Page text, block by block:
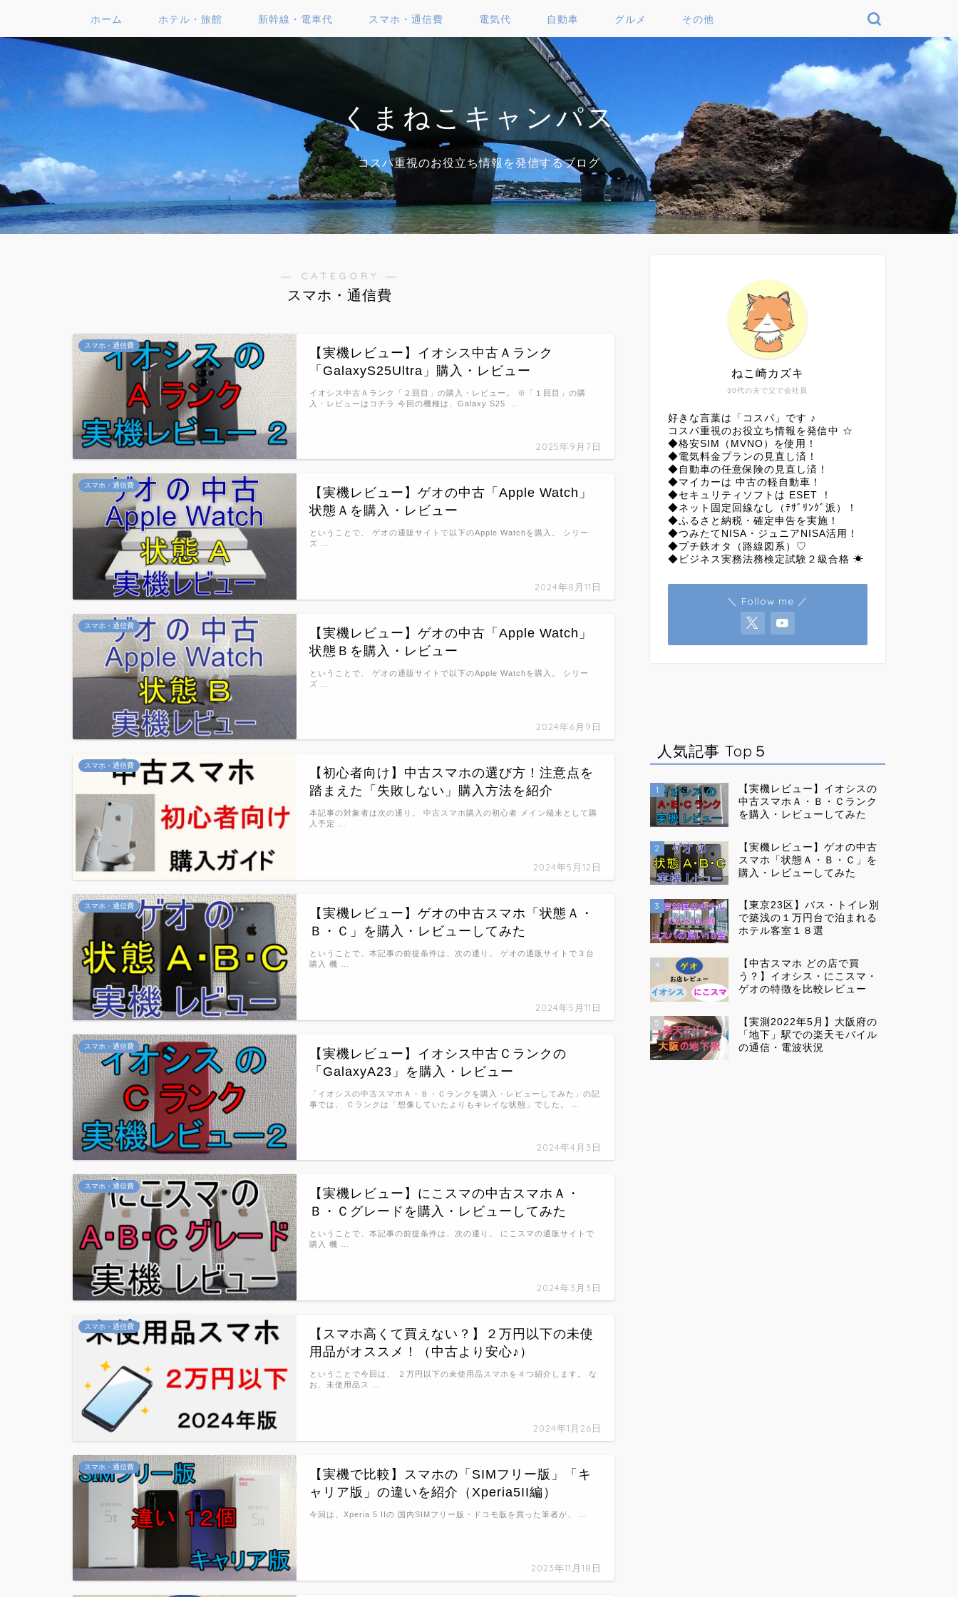
ホーム ホテル・旅館 新幹線・電車代 スマホ・通信費 電気代 自動車 グルメ その他
くまねこキャンパス
コスパ重視のお役立ち情報を発信するブログ
― CATEGORY ―
スマホ・通信費
スマホ・通信費
【実機レビュー】イオシス中古Ａランク
「GalaxyS25Ultra」購入・レビュー
2025年9月7日
イオシス中古Ａランク「２回目」の購入・レビュー。 ※「１回目」の購
入・レビューはコチラ 今回の機種は、Galaxy S25 …
スマホ・通信費
【実機レビュー】ゲオの中古「Apple Watch」
状態Ａを購入・レビュー
2024年8月11日
ということで、 ゲオの通販サイトで以下のApple Watchを購入。 シリー
ズ …
スマホ・通信費
【実機レビュー】ゲオの中古「Apple Watch」
状態Ｂを購入・レビュー
2024年6月9日
ということで、 ゲオの通販サイトで以下のApple Watchを購入。 シリー
ズ …
スマホ・通信費
【初心者向け】中古スマホの選び方！注意点を
踏まえた「失敗しない」購入方法を紹介
2024年5月12日
本記事の対象者は次の通り。 中古スマホ購入の初心者 メイン端末として購
入予定 …
スマホ・通信費
【実機レビュー】ゲオの中古スマホ「状態Ａ・
Ｂ・Ｃ」を購入・レビューしてみた
2024年5月11日
ということで、本記事の前提条件は、次の通り。 ゲオの通販サイトで３台
購入 機 …
スマホ・通信費
【実機レビュー】イオシス中古Ｃランクの
「GalaxyA23」を購入・レビュー
2024年4月3日
「イオシスの中古スマホＡ・Ｂ・Ｃランクを購入・レビューしてみた」の記
事では、 Ｃランクは「想像していたよりもキレイな状態」でした。 …
スマホ・通信費
【実機レビュー】にこスマの中古スマホＡ・
Ｂ・Ｃグレードを購入・レビューしてみた
2024年3月3日
ということで、本記事の前提条件は、次の通り。 にこスマの通販サイトで
購入 機 …
スマホ・通信費
【スマホ高くて買えない？】２万円以下の未使
用品がオススメ！（中古より安心♪）
2024年1月26日
ということで今回は、 ２万円以下の未使用品スマホを４つ紹介します。 な
お、未使用品ス …
スマホ・通信費
【実機で比較】スマホの「SIMフリー版」「キ
ャリア版」の違いを紹介（Xperia5II編）
2023年11月18日
今回は、Xperia 5 IIの 国内SIMフリー版・ドコモ版を買った筆者が、 …
30代の夫で父で会社員
ねこ崎カズキ
好きな言葉は「コスパ」です ♪
コスパ重視のお役立ち情報を発信中 ☆
◆格安SIM（MVNO）を使用！
◆電気料金プランの見直し済！
◆自動車の任意保険の見直し済！
◆マイカーは 中古の軽自動車！
◆セキュリティソフトは ESET ！
◆ネット固定回線なし（ﾃｻﾞﾘﾝｸﾞ派）！
◆ふるさと納税・確定申告を実施！
◆つみたてNISA・ジュニアNISA活用！
◆プチ鉄オタ（路線図系）♡
◆ビジネス実務法務検定試験２級合格 ☀
＼ Follow me ／
人気記事 Top５
1
【実機レビュー】イオシスの
中古スマホＡ・Ｂ・Ｃランク
を購入・レビューしてみた
2
【実機レビュー】ゲオの中古
スマホ「状態Ａ・Ｂ・Ｃ」を
購入・レビューしてみた
3
【東京23区】バス・トイレ別
で築浅の１万円台で泊まれる
ホテル客室１８選
4
【中古スマホ どの店で買
う？】イオシス・にこスマ・
ゲオの特徴を比較レビュー
5
【実測2022年5月】大阪府の
「地下」駅での楽天モバイル
の通信・電波状況